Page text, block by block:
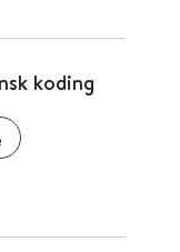
koding